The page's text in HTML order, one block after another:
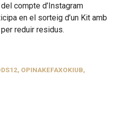
compte d’Instagram
en el sorteig d’un Kit amb
reduir residus.
, OPINAKEFAXOKIUB,